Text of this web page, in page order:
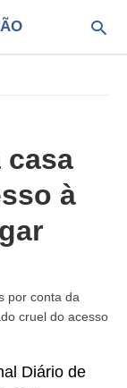
casa
à
por conta da
cruel do acesso
Diário de